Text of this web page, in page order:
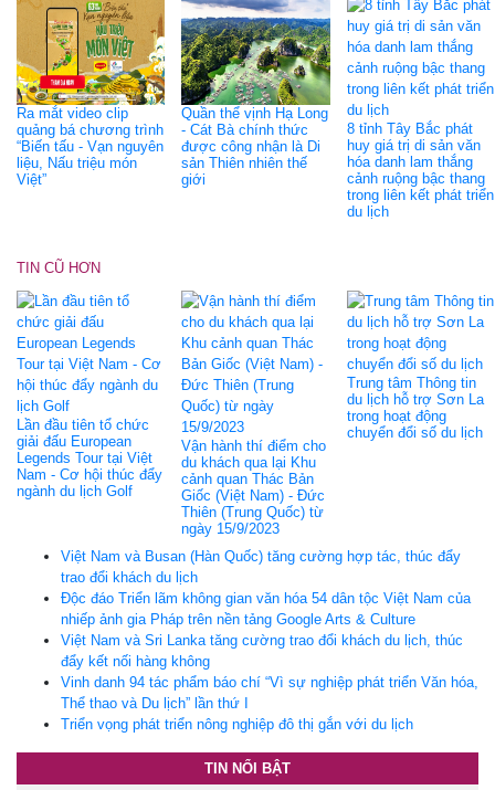
Ra mắt video clip
quảng bá chương trình
“Biến tấu - Vạn nguyên
liệu, Nấu triệu món
Việt”
Quần thể vịnh Hạ Long
- Cát Bà chính thức
được công nhận là Di
sản Thiên nhiên thế
giới
8 tỉnh Tây Bắc phát
huy giá trị di sản văn
hóa danh lam thắng
cảnh ruộng bậc thang
trong liên kết phát triển
du lịch
TIN CŨ HƠN
Lần đầu tiên tổ chức
giải đấu European
Legends Tour tại Việt
Nam - Cơ hội thúc đẩy
ngành du lịch Golf
Vận hành thí điểm cho
du khách qua lại Khu
cảnh quan Thác Bản
Giốc (Việt Nam) - Đức
Thiên (Trung Quốc) từ
ngày 15/9/2023
Trung tâm Thông tin
du lịch hỗ trợ Sơn La
trong hoạt động
chuyển đổi số du lịch
Việt Nam và Busan (Hàn Quốc) tăng cường hợp tác, thúc đẩy
trao đổi khách du lịch
Độc đáo Triển lãm không gian văn hóa 54 dân tộc Việt Nam của
nhiếp ảnh gia Pháp trên nền tảng Google Arts & Culture
Việt Nam và Sri Lanka tăng cường trao đổi khách du lịch, thúc
đẩy kết nối hàng không
Vinh danh 94 tác phẩm báo chí “Vì sự nghiệp phát triển Văn hóa,
Thể thao và Du lịch” lần thứ I
Triển vọng phát triển nông nghiệp đô thị gắn với du lịch
TIN NỔI BẬT